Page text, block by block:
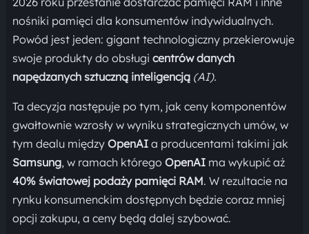
nośniki pamięci dla konsumentów indywidualnych.
Powód jest jeden: gigant technologiczny przekierowuje
swoje produkty do obsługi centrów danych
napędzanych sztuczną inteligencją (AI).
Ta decyzja następuje po tym, jak ceny komponentów
gwałtownie wzrosły w wyniku strategicznych umów, w
tym dealu między OpenAIa producentami takimi jak
Samsung, w ramach którego OpenAIma wykupić aż
40% światowej podaży pamięci RAM. W rezultacie na
rynku konsumenckim dostępnych będzie coraz mniej
opcji zakupu, a ceny będą dalej szybować.